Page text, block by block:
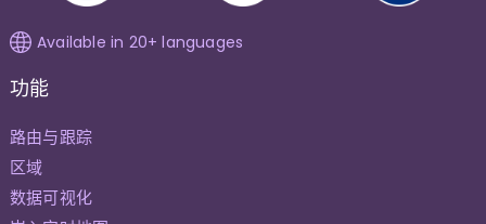
Available in 20+ languages
功能
路由与跟踪
区域
数据可视化